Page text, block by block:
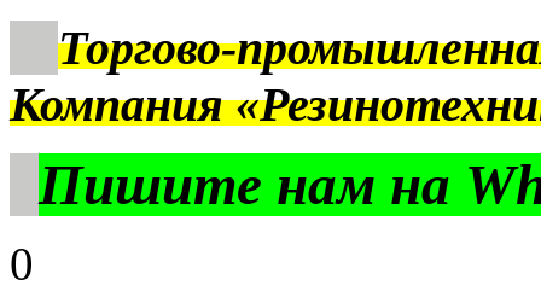
Торгово-
Компания
Пишите нам на
0